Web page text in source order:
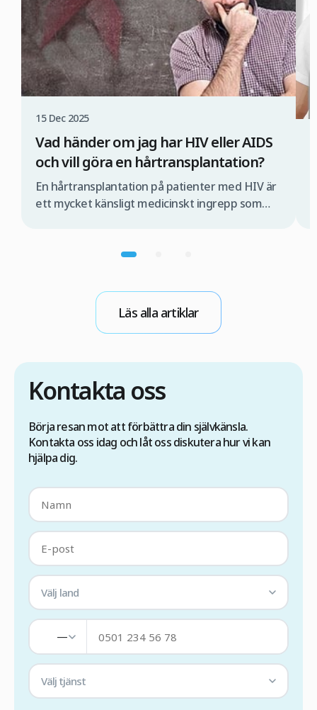
15 Dec 2025
Vad händer om jag har HIV eller AIDS
och vill göra en hårtransplantation?
En hårtransplantation på patienter med HIV är
ett mycket känsligt medicinskt ingrepp som
förhållanden. Om detta inte sker finns det risk
operationen. Om du därför överväger en
hårtransplantation med FUE-metoden i Turkiet
är det viktigt att du först […]
Läs alla artiklar
Kontakta oss
Börja resan mot att förbättra din självkänsla.
Kontakta oss idag och låt oss diskutera hur vi kan
hjälpa dig.
Välj land
—
Välj tjänst